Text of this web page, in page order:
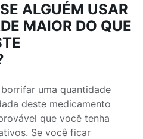
ALGUÉM USAR
MAIOR DO QUE
uma quantidade
deste medicamento
que você tenha
Se você ficar